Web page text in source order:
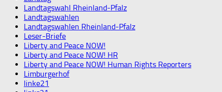
Landtagswahl Rheinland-Pfalz
Landtagswahlen
Landtagswahlen Rheinland-Pfalz
Leser-Briefe
Liberty and Peace NOW!
Liberty and Peace NOW! HR
Liberty and Peace NOW! Human Rights Reporters
Limburgerhof
linke21